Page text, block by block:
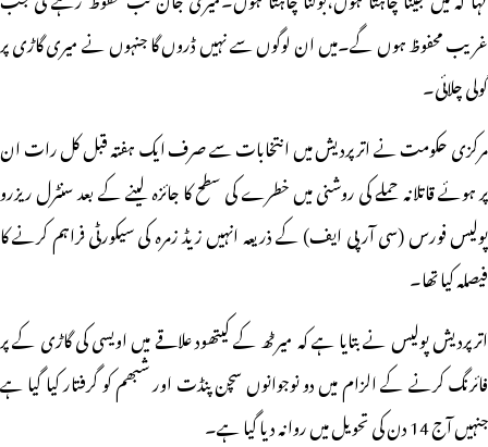
غریب محفوظ ہوں گے۔میں ان لوگوں سے نہیں ڈروں گا جنہوں نے میری گاڑی پر
گولی چلائی۔
مرکزی حکومت نے اترپردیش میں انتخابات سے صرف ایک ہفتہ قبل کل رات ان
پر ہوئے قاتلانہ حملے کی روشنی میں خطرے کی سطح کا جائزہ لینے کے بعد سنٹرل ریزرو
پولیس فورس (سی آر پی ایف) کے ذریعہ انہیں زیڈ زمرہ کی سیکورٹی فراہم کرنے کا
فیصلہ کیا تھا۔
اترپردیش پولیس نے بتایا ہے کہ میرٹھ کے کیتھود علاقے میں اویسی کی گاڑی کے پر
فائرنگ کرنے کے الزام میں دو نوجوانوں سچن پنڈت اور شبھم کو گرفتار کیا گیا ہے
جنہیں آج 14 دن کی تحویل میں روانہ دیا گیا ہے۔